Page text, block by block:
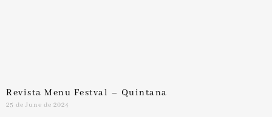
Revista Menu Festval – Quintana
25 de June de 2024